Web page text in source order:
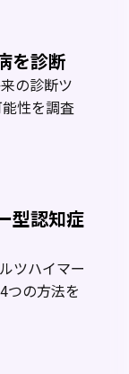
を診断
の診断ツ
性を調査
型認知症
ツハイマー
つの方法を